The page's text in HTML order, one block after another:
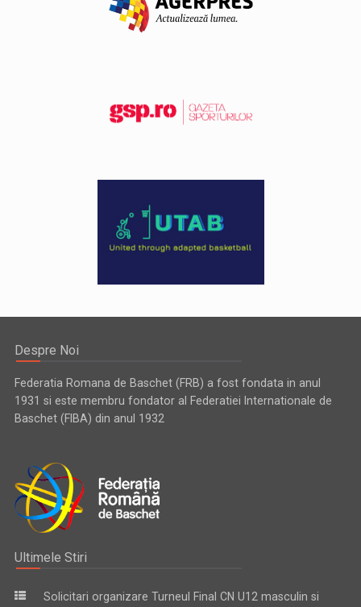
Despre Noi
Federatia Romana de Baschet (FRB) a fost fondata in anul
1931 si este membru fondator al Federatiei Internationale de
Baschet (FIBA) din anul 1932
Ultimele Stiri
Solicitari organizare Turneul Final CN U12 masculin si